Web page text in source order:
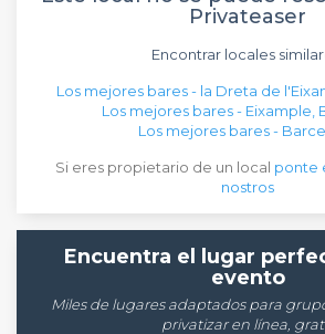
Privateaser
Encontrar locales
Los mejores bares - la Dreta de
Los mejores bares - Eixample,
Los mejores bares -
Si eres propietario de un local ponte
nostros
Encuentra el lugar
evento
Miles de lugares adaptados para
privatizar en línea,